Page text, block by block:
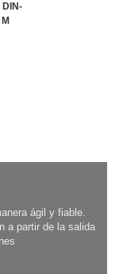
DIN-
ágil y fiable.
a partir de la salida